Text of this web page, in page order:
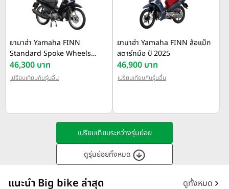
ยามาฮ่า Yamaha FINN
Standard Spoke Wheels
Version ปี 2026
46,300 บาท
เปรียบเทียบกับรุ่นอื่น
ยามาฮ่า Yamaha FINN ล้อแม็ก
สตาร์ทมือ ปี 2025
46,900 บาท
เปรียบเทียบกับรุ่นอื่น
เปรียบเทียบระหว่างรุ่นย่อย
ดูรุ่นย่อยทั้งหมด
แนะนำ Big bike ล่าสุด ดูทั้งหมด